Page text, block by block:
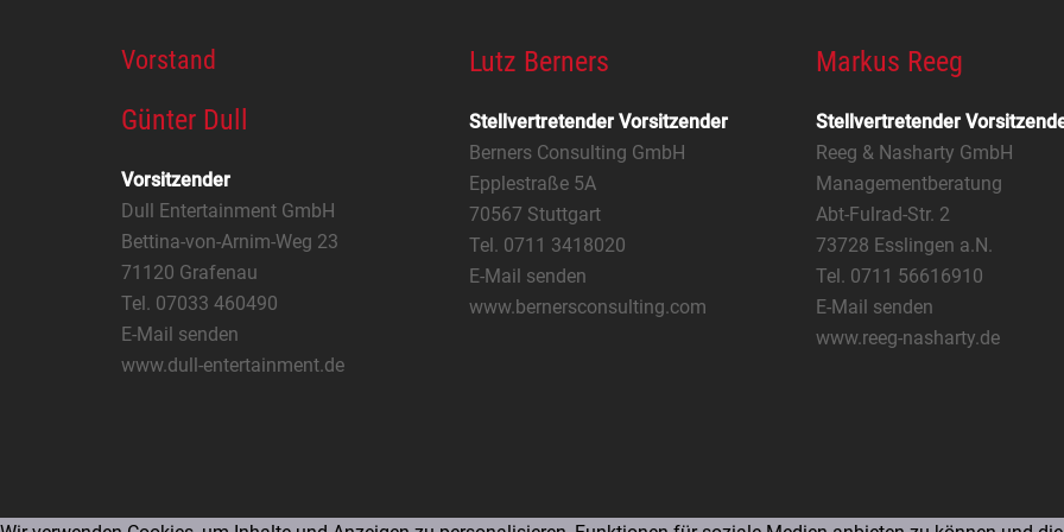
Vorstand
Günter Dull
Vorsitzender
Dull Entertainment GmbH
Bettina-von-Arnim-Weg 23
71120 Grafenau
Tel. 07033 460490
E-Mail senden
www.dull-entertainment.de
Lutz Berners
Stellvertretender Vorsitzender
Berners Consulting GmbH
Epplestraße 5A
70567 Stuttgart
Tel. 0711 3418020
E-Mail senden
www.bernersconsulting.com
Markus Reeg
Stellvertretender
Reeg & Nasharty GmbH
Managementberatung
Abt-Fulrad-Str. 2
73728 Esslingen a.N.
Tel. 0711 56616910
E-Mail senden
www.reeg-nasharty.de